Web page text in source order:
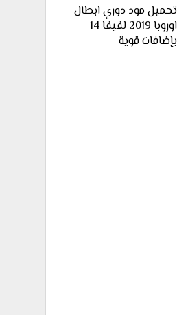
تحميل مود دوري ابطال
اوروبا 2019 لفيفا 14
بإضافات قوية